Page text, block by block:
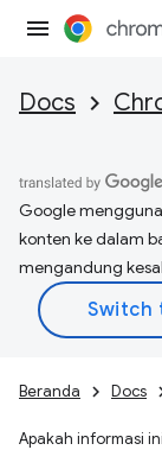
Docs
Google
konten ke dalam
mengandung
Beranda Docs
Apakah informasi